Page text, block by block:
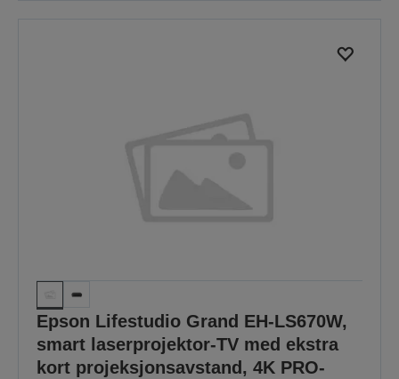
Epson Lifestudio Grand EH-LS670W,
smart laserprojektor-TV med ekstra
kort projeksjonsavstand, 4K PRO-